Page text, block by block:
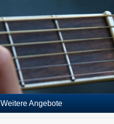
Weitere Angebote